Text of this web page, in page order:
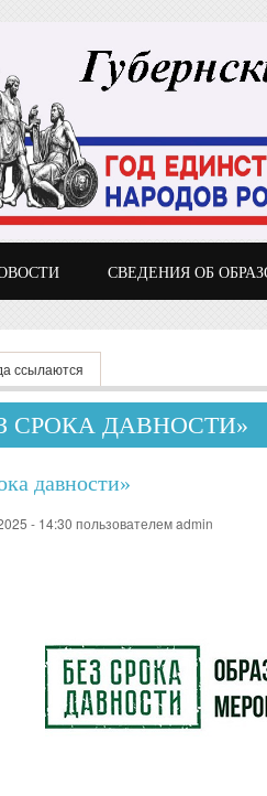
СВЕДЕНИЯ ОБ
ссылаются
СРОКА ДАВНОСТИ»
давности»
- 14:30 пользователемadmin